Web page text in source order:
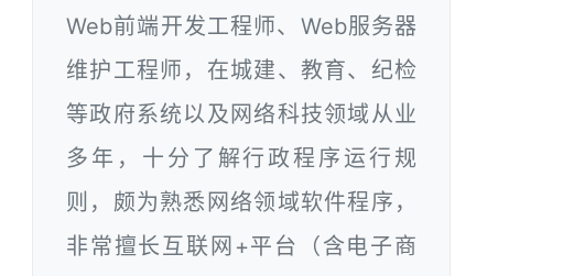
Web前端开发工程师、Web服务器
维护工程师，在城建、教育、纪检
等政府系统以及网络科技领域从业
多年，十分了解行政程序运行规
则，颇为熟悉网络领域软件程序，
非常擅长互联网+平台（含电子商